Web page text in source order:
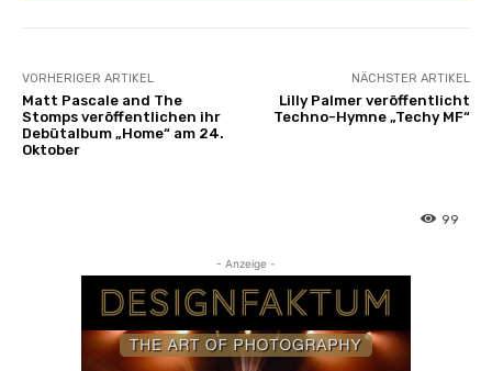
VORHERIGER ARTIKEL
Matt Pascale and The
Stomps veröffentlichen ihr
Debütalbum „Home“ am 24.
Oktober
NÄCHSTER ARTIKEL
Lilly Palmer veröffentlicht
Techno-Hymne „Techy MF“
99
- Anzeige -